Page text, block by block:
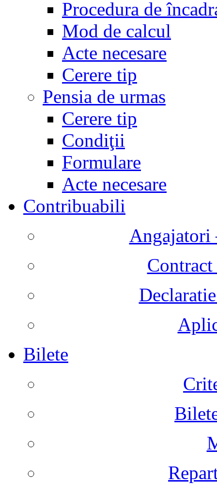
Procedura de
Mod de calcul
Acte necesare
Cerere tip
Pensia de urmas
Cerere tip
Condiţii
Formulare
Acte necesare
Contribuabili
Angajatori
Contract
Bilete